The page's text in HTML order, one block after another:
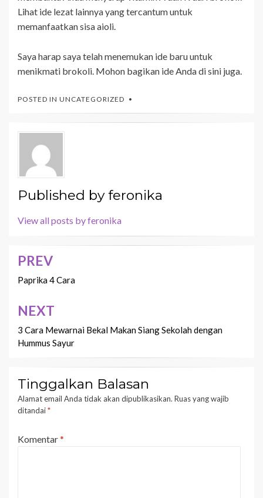
Lihat ide lezat lainnya yang tercantum untuk
memanfaatkan sisa aioli.
Saya harap saya telah menemukan ide baru untuk
menikmati brokoli. Mohon bagikan ide Anda di sini juga.
POSTED IN UNCATEGORIZED
Published byferonika
View all posts by feronika
Navigasi
pos
PREV
Paprika 4 Cara
NEXT
3 Cara Mewarnai Bekal Makan Siang Sekolah dengan
Hummus Sayur
Tinggalkan Balasan
Alamat email Anda tidak akan dipublikasikan. Ruas yang wajib
ditandai*
Komentar*